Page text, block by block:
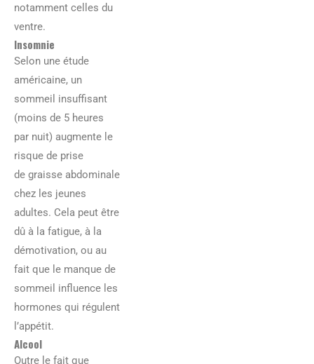
notamment celles du
ventre.
Insomnie
Selon une étude
américaine, un
sommeil insuffisant
(moins de 5 heures
par nuit) augmente le
risque de prise
de graisse abdominale
chez les jeunes
adultes. Cela peut être
dû à la fatigue, à la
démotivation, ou au
fait que le manque de
sommeil influence les
hormones qui régulent
l’appétit.
Alcool
Outre le fait que